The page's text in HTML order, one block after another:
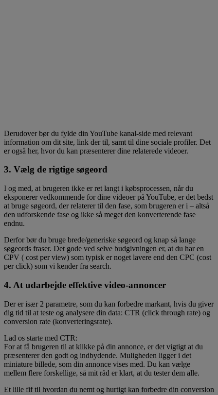
Derudover bør du fylde din YouTube kanal-side med relevant
information om dit site, link der til, samt til dine sociale profiler. Det
er også her, hvor du kan præsenterer dine relaterede videoer.
3. Vælg de rigtige søgeord
I og med, at brugeren ikke er ret langt i købsprocessen, når du
eksponerer vedkommende for dine videoer på YouTube, er det bedst
at bruge søgeord, der relaterer til den fase, som brugeren er i – altså
den udforskende fase og ikke så meget den konverterende fase
endnu.
Derfor bør du bruge brede/generiske søgeord og knap så lange
søgeords fraser. Det gode ved selve budgivningen er, at du har en
CPV ( cost per view) som typisk er noget lavere end den CPC (cost
per click) som vi kender fra search.
4. At udarbejde effektive video-annoncer
Der er især 2 parametre, som du kan forbedre markant, hvis du giver
dig tid til at teste og analysere din data: CTR (click through rate) og
conversion rate (konverteringsrate).
Lad os starte med CTR:
For at få brugeren til at klikke på din annonce, er det vigtigt at du
præsenterer den godt og indbydende. Muligheden ligger i det
miniature billede, som din annonce vises med. Du kan vælge
mellem flere forskellige, så mit råd er klart, at du tester dem alle.
Et lille fif til hvordan du nemt og hurtigt kan forbedre din conversion